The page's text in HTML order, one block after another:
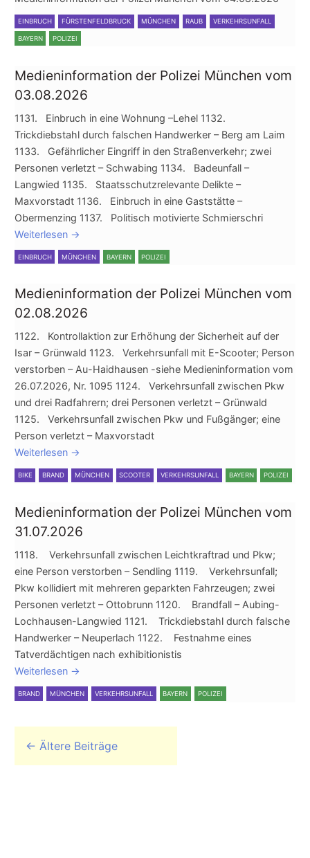
EINBRUCH FÜRSTENFELDBRUCK MÜNCHEN RAUB VERKEHRSUNFALL
BAYERN POLIZEI
Medieninformation der Polizei München vom
03.08.2026
1131. Einbruch in eine Wohnung –Lehel 1132.
Trickdiebstahl durch falschen Handwerker – Berg am Laim
1133. Gefährlicher Eingriff in den Straßenverkehr; zwei
Personen verletzt – Schwabing 1134. Badeunfall –
Langwied 1135. Staatsschutzrelevante Delikte –
Maxvorstadt 1136. Einbruch in eine Gaststätte –
Obermenzing 1137. Politisch motivierte Schmierschri
Weiterlesen →
EINBRUCH MÜNCHEN BAYERN POLIZEI
Medieninformation der Polizei München vom
02.08.2026
1122. Kontrollaktion zur Erhöhung der Sicherheit auf der
Isar – Grünwald 1123. Verkehrsunfall mit E-Scooter; Person
verstorben – Au-Haidhausen -siehe Medieninformation vom
26.07.2026, Nr. 1095 1124. Verkehrsunfall zwischen Pkw
und drei Radfahrern; drei Personen verletzt – Grünwald
1125. Verkehrsunfall zwischen Pkw und Fußgänger; eine
Person verletzt – Maxvorstadt
Weiterlesen →
BIKE BRAND MÜNCHEN SCOOTER VERKEHRSUNFALL BAYERN POLIZEI
Medieninformation der Polizei München vom
31.07.2026
1118. Verkehrsunfall zwischen Leichtkraftrad und Pkw;
eine Person verstorben – Sendling 1119. Verkehrsunfall;
Pkw kollidiert mit mehreren geparkten Fahrzeugen; zwei
Personen verletzt – Ottobrunn 1120. Brandfall – Aubing-
Lochhausen-Langwied 1121. Trickdiebstahl durch falsche
Handwerker – Neuperlach 1122. Festnahme eines
Tatverdächtigen nach exhibitionistis
Weiterlesen →
BRAND MÜNCHEN VERKEHRSUNFALL BAYERN POLIZEI
Beitrags-Navigation
← Ältere Beiträge